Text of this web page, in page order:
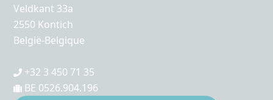
Veldkant 33a
2550 Kontich
België-Belgique
+32 3 450 71 35
BE 0526.904.196